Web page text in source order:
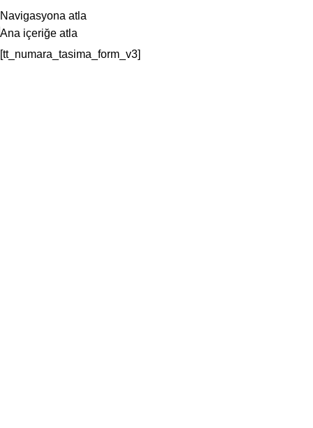
Navigasyona atla
Ana içeriğe atla
25 YILLIK TECRÜBEMİZLE SİZLERLEYİZ!
[tt_numara_tasima_form_v3]